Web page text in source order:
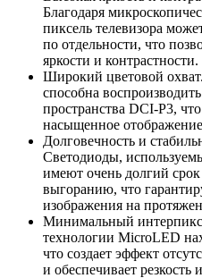
Благодаря
пиксель телевизора
по отдельности, что
яркости и контрастности.
Широкий цветовой
способна
пространства DCI-P3,
насыщенное
Долговечность и
Светодиоды,
имеют очень долгий
выгоранию, что
изображения на
Минимальный
технологии MicroLED
что создает эффект
и обеспечивает резкость